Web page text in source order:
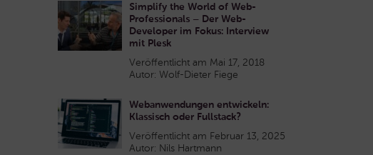
Simplify the World of Web-
Professionals – Der Web-
Developer im Fokus: Interview
mit Plesk
Veröffentlicht am Mai 17, 2018
Autor: Wolf-Dieter Fiege
Webanwendungen entwickeln:
Klassisch oder Fullstack?
Veröffentlicht am Februar 13, 2025
Autor: Nils Hartmann